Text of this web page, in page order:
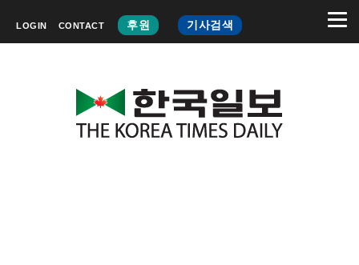
LOGIN CONTACT 후원 기사검색